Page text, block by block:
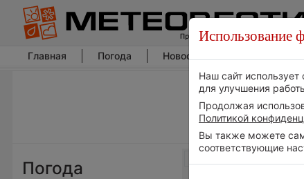
Главная Погода Новости погоды
Погода
Использование
Наш сайт
для улучшения
Продолжая
Политикой
Вы также можете
соответствующие